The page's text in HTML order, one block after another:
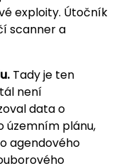
exploity. Útočník
scanner a
Tady je ten
není
data o
územním plánu,
agendového